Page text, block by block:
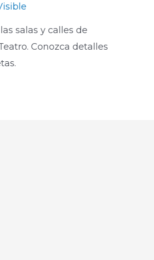
salas y calles de
Conozca detalles